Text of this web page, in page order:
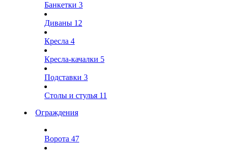
Банкетки 3
Диваны 12
Кресла 4
Кресла-качалки 5
Подставки 3
Столы и стулья 11
Ограждения
Ворота 47